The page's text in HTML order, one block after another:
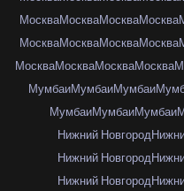
МоскваМоскваМоскваМосква
МоскваМоскваМоскваМосква
МоскваМоскваМоскваМосква
МумбаиМумбаиМумбаи
МумбаиМумбаиМумбаи
Нижний Новгород
Нижний Новгород
Нижний Новгород